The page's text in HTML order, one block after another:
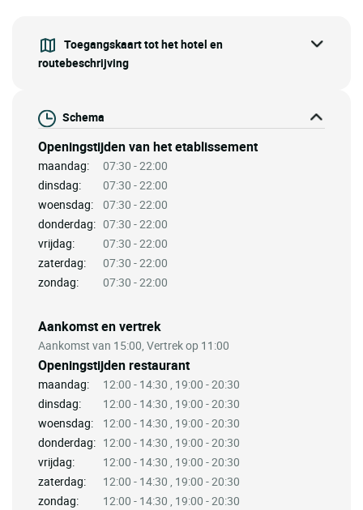
Toegangskaart tot het hotel en
routebeschrijving
Schema
Openingstijden van het etablissement
maandag:
07:30 - 22:00
dinsdag:
07:30 - 22:00
woensdag:
07:30 - 22:00
donderdag: 07:30 - 22:00
vrijdag:
07:30 - 22:00
zaterdag:
07:30 - 22:00
zondag:
07:30 - 22:00
Aankomst en vertrek
Aankomst van 15:00, Vertrek op 11:00
Openingstijden restaurant
maandag:
12:00 - 14:30 , 19:00 - 20:30
dinsdag:
12:00 - 14:30 , 19:00 - 20:30
woensdag:
12:00 - 14:30 , 19:00 - 20:30
donderdag: 12:00 - 14:30 , 19:00 - 20:30
vrijdag:
12:00 - 14:30 , 19:00 - 20:30
zaterdag:
12:00 - 14:30 , 19:00 - 20:30
zondag:
12:00 - 14:30 , 19:00 - 20:30